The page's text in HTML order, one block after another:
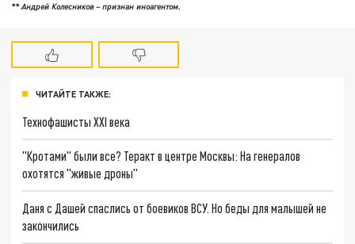
** Андрей Колесников – признан иноагентом.
ЧИТАЙТЕ ТАКЖЕ:
Технофашисты XXI века
"Кротами" были все? Теракт в центре Москвы: На генералов
охотятся "живые дроны"
Даня с Дашей спаслись от боевиков ВСУ. Но беды для малышей не
закончились